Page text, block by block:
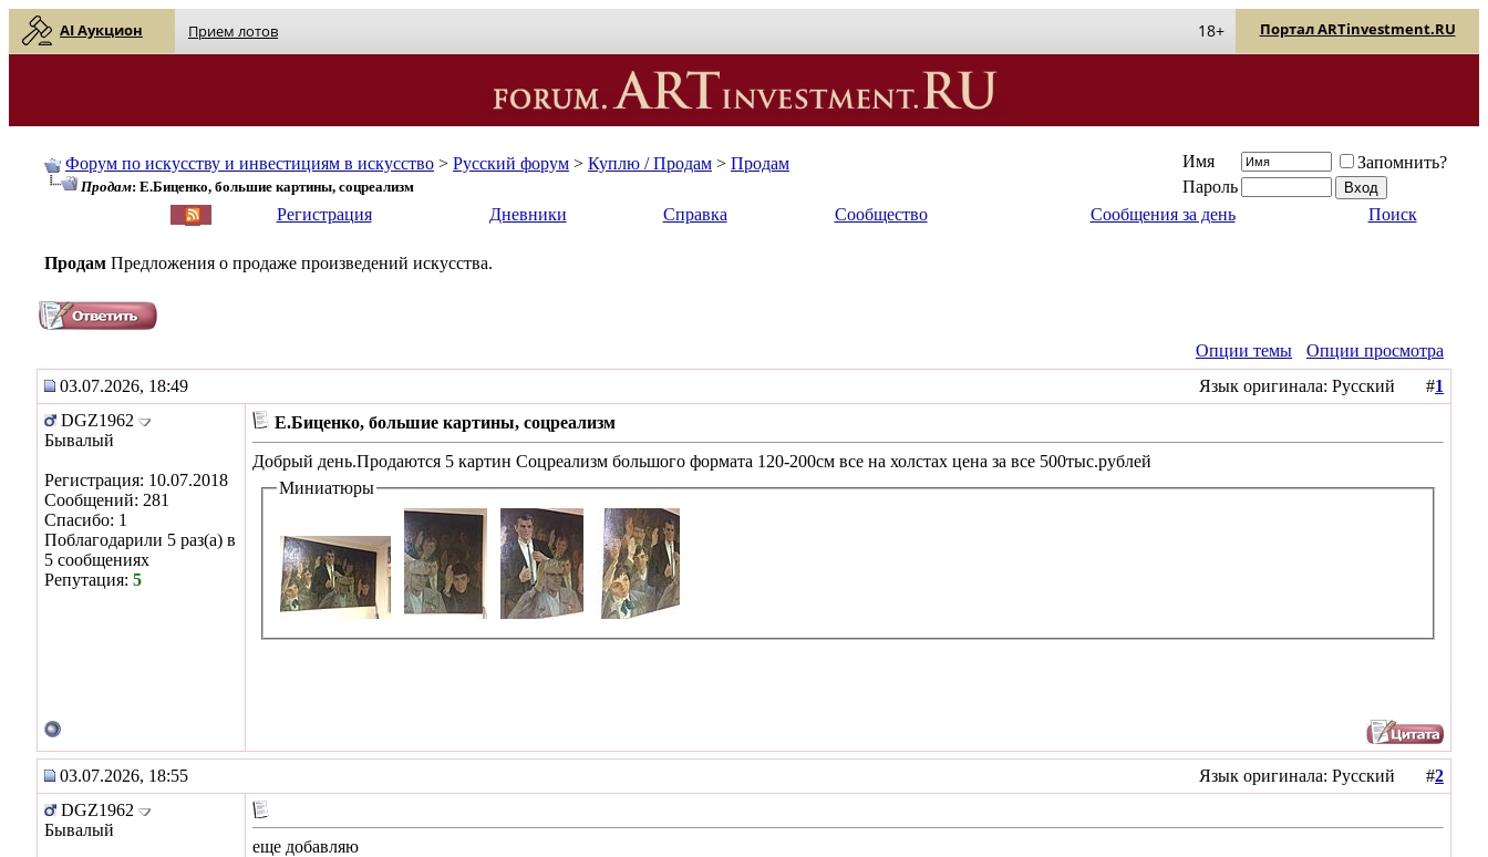
AI Аукцион Прием лотов Портал ARTinvestment.RU
18+
Форум по искусству и инвестициям в искусство > Русский форум > Куплю / Продам > Продам
Продам: Е.Биценко, большие картины, соцреализм
Имя
Запомнить?
Пароль
Регистрация Дневники Справка Сообщество Сообщения за день Поиск
Продам Предложения о продаже произведений искусства.
Опции темы
Опции просмотра
03.07.2026, 18:49
Язык оригинала: Русский #1
DGZ1962
Бывалый
Регистрация: 10.07.2018
Сообщений: 281
Спасибо: 1
Поблагодарили 5 раз(а) в
5 сообщениях
Репутация: 5
Е.Биценко, большие картины, соцреализм
Добрый день.Продаются 5 картин Соцреализм большого формата 120-200см все на холстах цена за все 500тыс.рублей
Миниатюры
03.07.2026, 18:55 Язык оригинала: Русский #2
DGZ1962
Бывалый
еще добавляю